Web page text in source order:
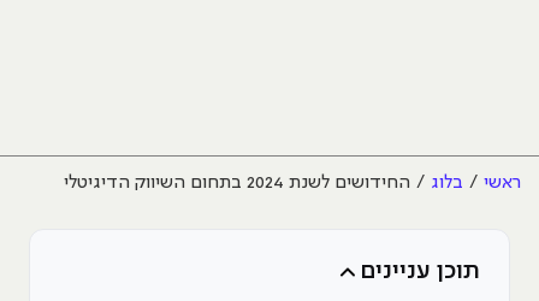
ראשי בלוג החידושים לשנת 2024 בתחום השיווק הדיגיטלי
תוכן עניינים